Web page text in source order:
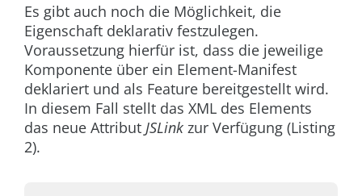
Es gibt auch noch die Möglichkeit, die
Eigenschaft deklarativ festzulegen.
Voraussetzung hierfür ist, dass die jeweilige
Komponente über ein Element-Manifest
deklariert und als Feature bereitgestellt wird.
In diesem Fall stellt das XML des Elements
das neue Attribut JSLink zur Verfügung (Listing
2).